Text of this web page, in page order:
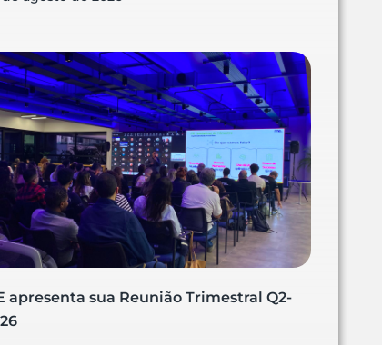
apresenta sua Reunião Trimestral Q2-